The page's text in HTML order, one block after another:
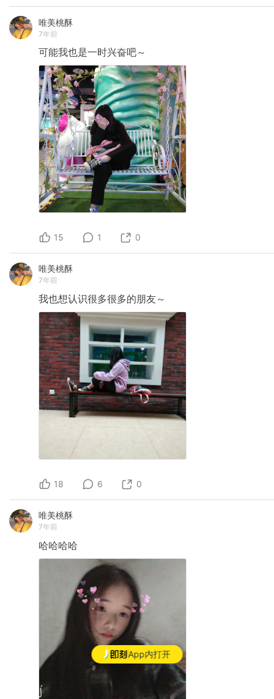
App内打开
唯美桃酥
7年前
可能我也是一时兴奋吧～
15 1 0
唯美桃酥
7年前
我也想认识很多很多的朋友～
18 6 0
唯美桃酥
7年前
哈哈哈哈